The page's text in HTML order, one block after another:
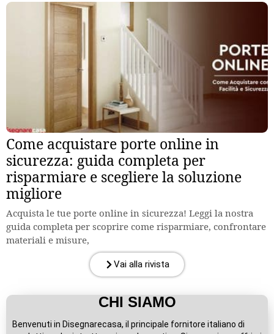
Come acquistare porte online in
sicurezza: guida completa per
risparmiare e scegliere la soluzione
migliore
Acquista le tue porte online in sicurezza! Leggi la nostra
guida completa per scoprire come risparmiare, confrontare
materiali e misure,
Vai alla rivista
CHI SIAMO
Benvenuti in Disegnarecasa, il principale fornitore italiano di